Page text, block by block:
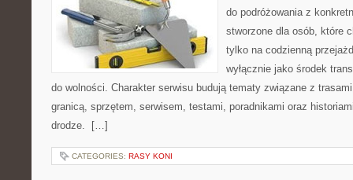
do podróżowania z
stworzone dla osób, które
tylko na codzienną
wyłącznie jako środek
do wolności. Charakter serwisu budują tematy związane z
granicą, sprzętem, serwisem, testami, poradnikami oraz
drodze. […]
CATEGORIES: RASY KONI